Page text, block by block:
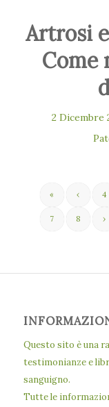
Artrosi
Come
2 Dicembre
« ‹ 4
7 8 ›
Questo sito è una
testimonianze e
sanguigno.
Tutte le